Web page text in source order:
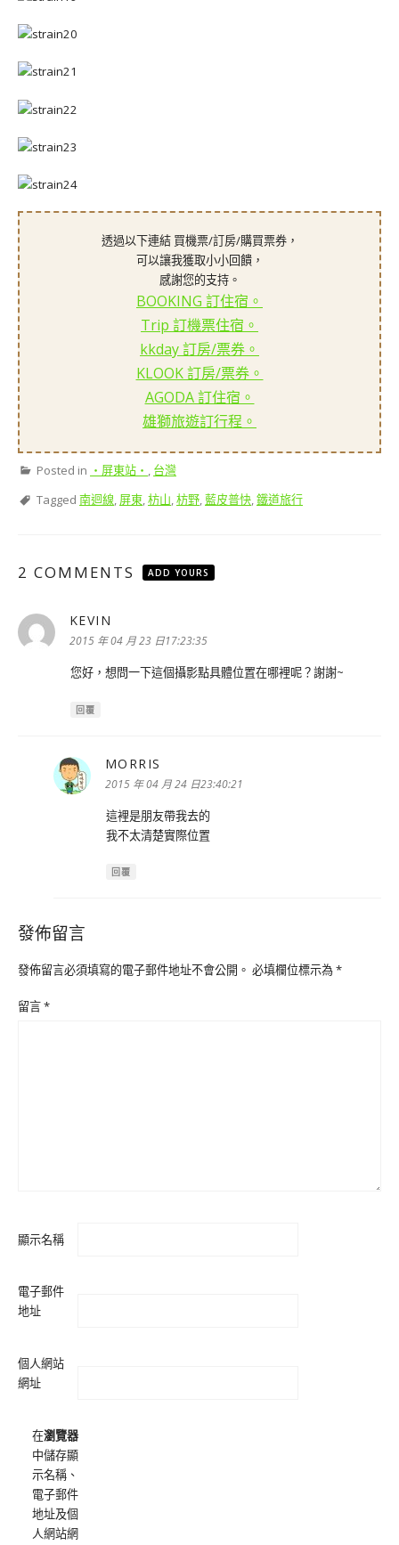
透過以下連結 買機票/訂房/購買票券，
可以讓我獲取小小回饋，
感謝您的支持。
BOOKING 訂住宿。
Trip 訂機票住宿。
kkday 訂房/票券。
KLOOK 訂房/票券。
AGODA 訂住宿。
雄獅旅遊訂行程。
Posted in ‧屏東站‧ , 台灣
Tagged 南迴線, 屏東,枋山,枋野,藍皮普快,鐵道旅行
2 COMMENTS ADD YOURS
KEVIN
示:
2015 年 04 月 23 日17:23:35
您好，想問一下這個攝影點具體位置在哪裡呢？謝謝~
回覆
MORRIS
示:
2015 年 04 月 24 日23:40:21
這裡是朋友帶我去的
我不太清楚實際位置
回覆
發佈留言
發佈留言必須填寫的電子郵件地址不會公開。 必填欄位標示為*
留言*
顯示名稱
電子郵件
地址
個人網站
網址
在瀏覽器
中儲存顯
示名稱、
電子郵件
地址及個
人網站網